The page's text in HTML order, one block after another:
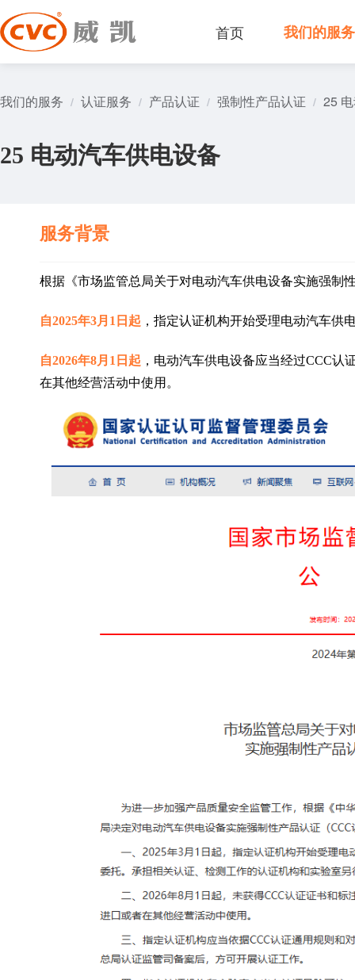
首页 我们的服务
我们的服务 / 认证服务 / 产品认证 / 强制性产品认证 / 25
25 电动汽车供电设备
服务背景
根据《市场监管总局关于对电动汽车供电设备实施强制
自2025年3月1日起 ，指定认证机构开始受理电动汽车供
自2026年8月1日起 ，电动汽车供电设备应当经过CCC
在其他经营活动中使用。